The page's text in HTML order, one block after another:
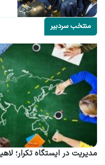
منتخب سردبیر
مدیریت در ایستگاه تکرار؛